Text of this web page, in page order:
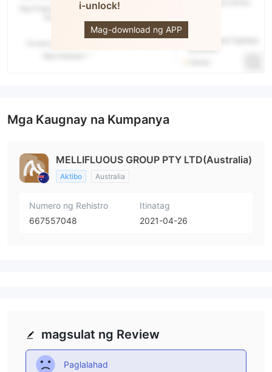
i-unlock!
Mag-download ng APP
Mga Kaugnay na Kumpanya
MELLIFLUOUS GROUP PTY LTD(Australia)
Aktibo Australia
Numero ng Rehistro
667557048
Itinatag
2021-04-26
magsulat ng Review
Paglalahad